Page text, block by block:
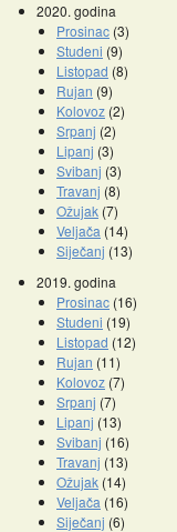
2020. godina
Prosinac (3)
Studeni (9)
Listopad (8)
Rujan (9)
Kolovoz (2)
Srpanj (2)
Lipanj (3)
Svibanj (3)
Travanj (8)
Ožujak (7)
Veljača (14)
Siječanj (13)
2019. godina
Prosinac (16)
Studeni (19)
Listopad (12)
Rujan (11)
Kolovoz (7)
Srpanj (7)
Lipanj (13)
Svibanj (16)
Travanj (13)
Ožujak (14)
Veljača (16)
Siječanj (6)